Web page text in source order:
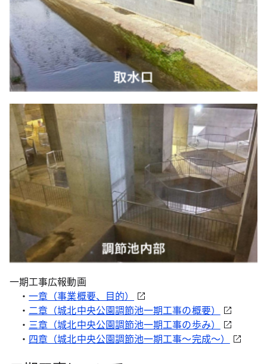
一期工事広報動画
・一章（事業概要、目的）
・ 二章（城北中央公園調節池一期工事の概要）
・ 三章（城北中央公園調節池一期工事の歩み）
・ 四章（城北中央公園調節池一期工事～完成～）